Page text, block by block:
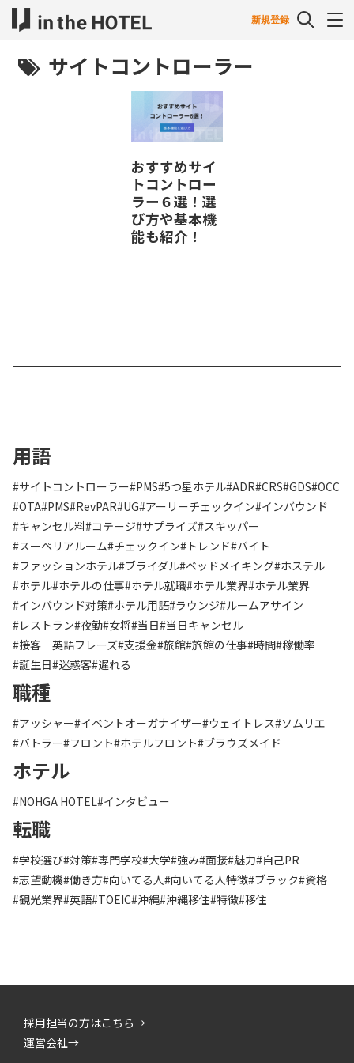
新規登録
サイトコントローラー
おすすめサイ
トコントロー
ラー６選！選
び方や基本機
能も紹介！
用語
#サイトコントローラー#PMS#5つ星ホテル#ADR#CRS#GDS#OCC
#OTA#PMS#RevPAR#UG#アーリーチェックイン#インバウンド
#キャンセル料#コテージ#サプライズ#スキッパー
#スーペリアルーム#チェックイン#トレンド#バイト
#ファッションホテル#ブライダル#ベッドメイキング#ホステル
#ホテル#ホテルの仕事#ホテル就職#ホテル業界#ホテル業界
#インバウンド対策#ホテル用語#ラウンジ#ルームアサイン
#レストラン#夜勤#女将#当日#当日キャンセル
#接客 英語フレーズ#支援金#旅館#旅館の仕事#時間#稼働率
#誕生日#迷惑客#遅れる
職種
#アッシャー#イベントオーガナイザー#ウェイトレス#ソムリエ
#バトラー#フロント#ホテルフロント#ブラウズメイド
ホテル
#NOHGA HOTEL#インタビュー
転職
#学校選び#対策#専門学校#大学#強み#面接#魅力#自己PR
#志望動機#働き方#向いてる人#向いてる人特徴#ブラック#資格
#観光業界#英語#TOEIC#沖縄#沖縄移住#特徴#移住
採用担当の方はこちら→
運営会社→